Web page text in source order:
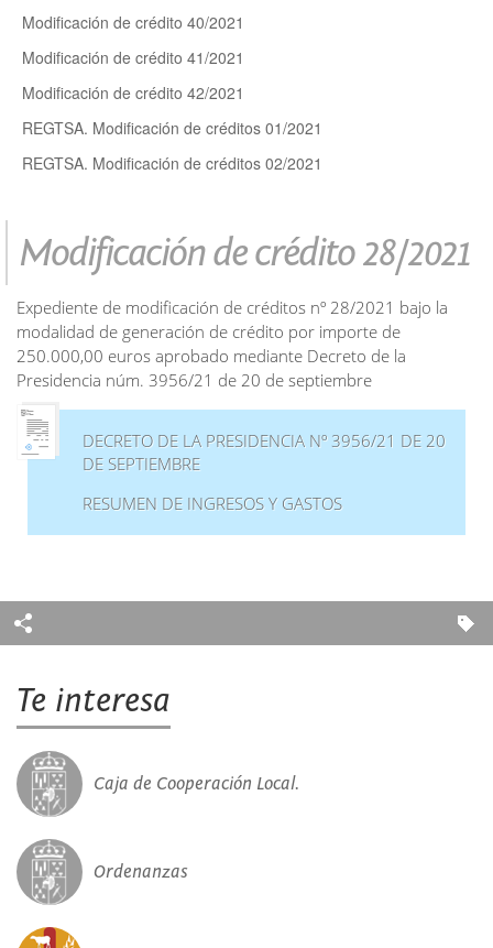
Modificación de crédito 40/2021
Modificación de crédito 41/2021
Modificación de crédito 42/2021
REGTSA. Modificación de créditos 01/2021
REGTSA. Modificación de créditos 02/2021
Modificación de crédito 28/2021
Expediente de modificación de créditos nº 28/2021 bajo la
modalidad de generación de crédito por importe de
250.000,00 euros aprobado mediante Decreto de la
Presidencia núm. 3956/21 de 20 de septiembre
DECRETO DE LA PRESIDENCIA Nº 3956/21 DE 20
DE SEPTIEMBRE
RESUMEN DE INGRESOS Y GASTOS
Te interesa
Caja de Cooperación Local.
Ordenanzas